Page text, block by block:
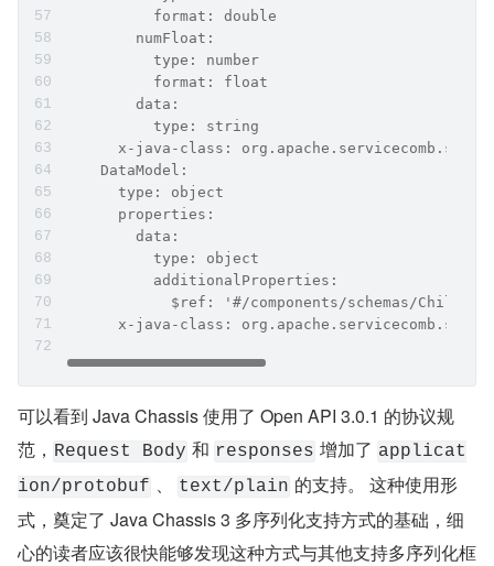
          format: double
        numFloat:
          type: number
          format: float
        data:
          type: string
x-java-class:
    DataModel:
      type: object
      properties:
        data:
          type: object
          additionalProperties:
$ref: '#/components/schemas/
x-java-class:
可以看到 Java Chassis 使用了 Open API 3.0.1 的协议规
范， Request Body 和 responses 增加了 applicat
ion/protobuf 、 text/plain 的支持。 这种使用形
式，奠定了 Java Chassis 3 多序列化支持方式的基础，细
心的读者应该很快能够发现这种方式与其他支持多序列化框